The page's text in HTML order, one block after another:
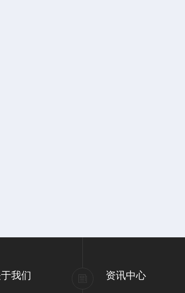
我们 资讯中心